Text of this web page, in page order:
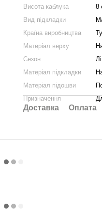
Висота каблука
8
Вид підкладки
Країна виробництва
Матеріал верху
Сезон
Матеріал підкладки
Матеріал підошви
Призначення
Доставка Оплата